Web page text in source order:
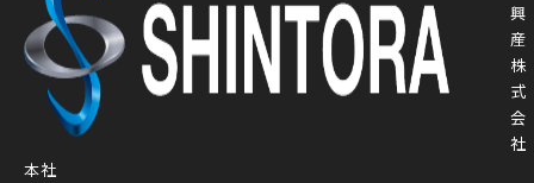
興
産
株
式
会
社
本社